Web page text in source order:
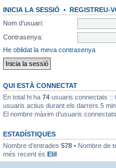
INICIA LA SESSIÓ • REGISTREU-
Nom d’usuari:
Contrasenya:
He oblidat la meva contrasenya
QUI ESTÀ CONNECTAT
En total hi ha 74 usuaris connectats ::
usuaris actius durant els darrers 5
El nombre màxim d’usuaris
ESTADÍSTIQUES
Nombre d’entrades 578 • Nombre de
més recent és EliI